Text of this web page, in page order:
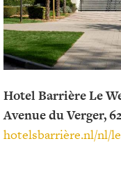
Hotel Barrière Le
Avenue du Verger,
hotelsbarrière.nl/nl/